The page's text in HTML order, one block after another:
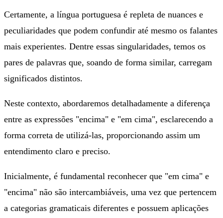
Certamente, a língua portuguesa é repleta de nuances e
peculiaridades que podem confundir até mesmo os falantes
mais experientes. Dentre essas singularidades, temos os
pares de palavras que, soando de forma similar, carregam
significados distintos.
Neste contexto, abordaremos detalhadamente a diferença
entre as expressões "encima" e "em cima", esclarecendo a
forma correta de utilizá-las, proporcionando assim um
entendimento claro e preciso.
Inicialmente, é fundamental reconhecer que "em cima" e
"encima" não são intercambiáveis, uma vez que pertencem
a categorias gramaticais diferentes e possuem aplicações